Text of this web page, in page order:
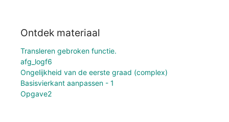
Ontdek materiaal
Transleren gebroken functie.
afg_logf6
Ongelijkheid van de eerste graad (complex)
Basisvierkant aanpassen - 1
Opgave2